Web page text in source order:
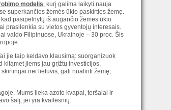
modelis, kurį galima laikyti nauja
superkančios žemės ūkio paskirties žemę.
pasipelnytų iš augančio žemės ūkio
prasilenkia su vietos gyventojų interesais.
valdo Filipinuose, Ukrainoje – 30 proc. Šis
jie taip keldavo klausimą: suorganizuok
kitąmet jiems jau grįžtų investicijos.
nei lietuvis, gali nualinti žemę,
Mums lieka azoto kvapai, teršalai ir
šalį, jei yra kvailesnių.